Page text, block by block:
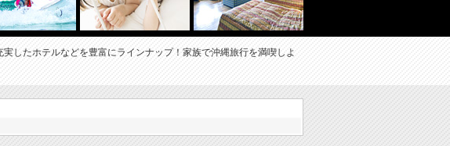
したホテルなどを豊富にラインナップ！家族で沖縄旅行を満喫しよ